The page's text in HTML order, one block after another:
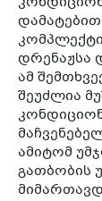
დრენაჟსა
ამ
შეუძლია
ამიტომ
გათბობის